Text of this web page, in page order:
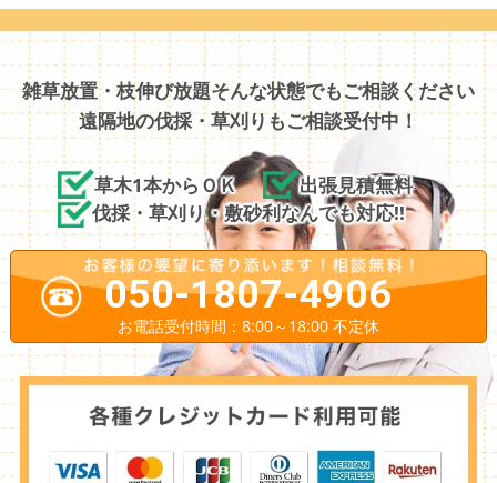
雑草放置・枝伸び放題そんな状態でもご相談ください
遠隔地の伐採・草刈りもご相談受付中！
草木1本からＯＫ
出張見積無料
伐採・草刈り・敷砂利なんでも対応!!
050-1807-4906
お電話受付時間：8:00～18:00 不定休